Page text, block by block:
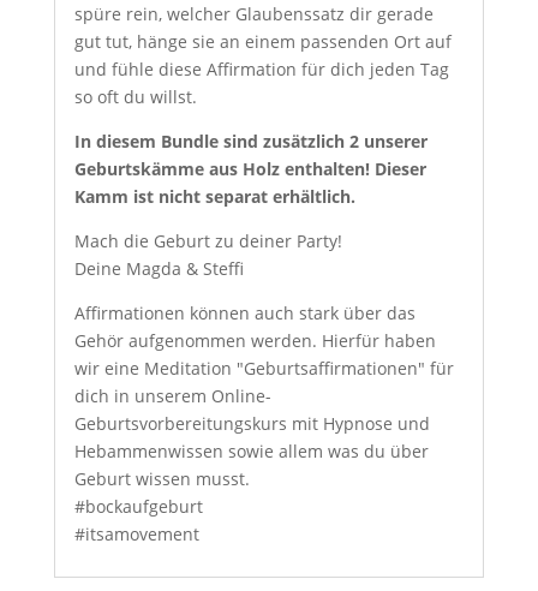
spüre rein, welcher Glaubenssatz dir gerade
gut tut, hänge sie an einem passenden Ort auf
und fühle diese Affirmation für dich jeden Tag
so oft du willst.
In diesem Bundle sind zusätzlich 2 unserer
Geburtskämme aus Holz enthalten! Dieser
Kamm ist nicht separat erhältlich.
Mach die Geburt zu deiner Party!
Deine Magda & Steffi
Affirmationen können auch stark über das
Gehör aufgenommen werden. Hierfür haben
wir eine Meditation "Geburtsaffirmationen" für
dich in unserem Online-
Geburtsvorbereitungskurs mit Hypnose und
Hebammenwissen sowie allem was du über
Geburt wissen musst.
#bockaufgeburt
#itsamovement